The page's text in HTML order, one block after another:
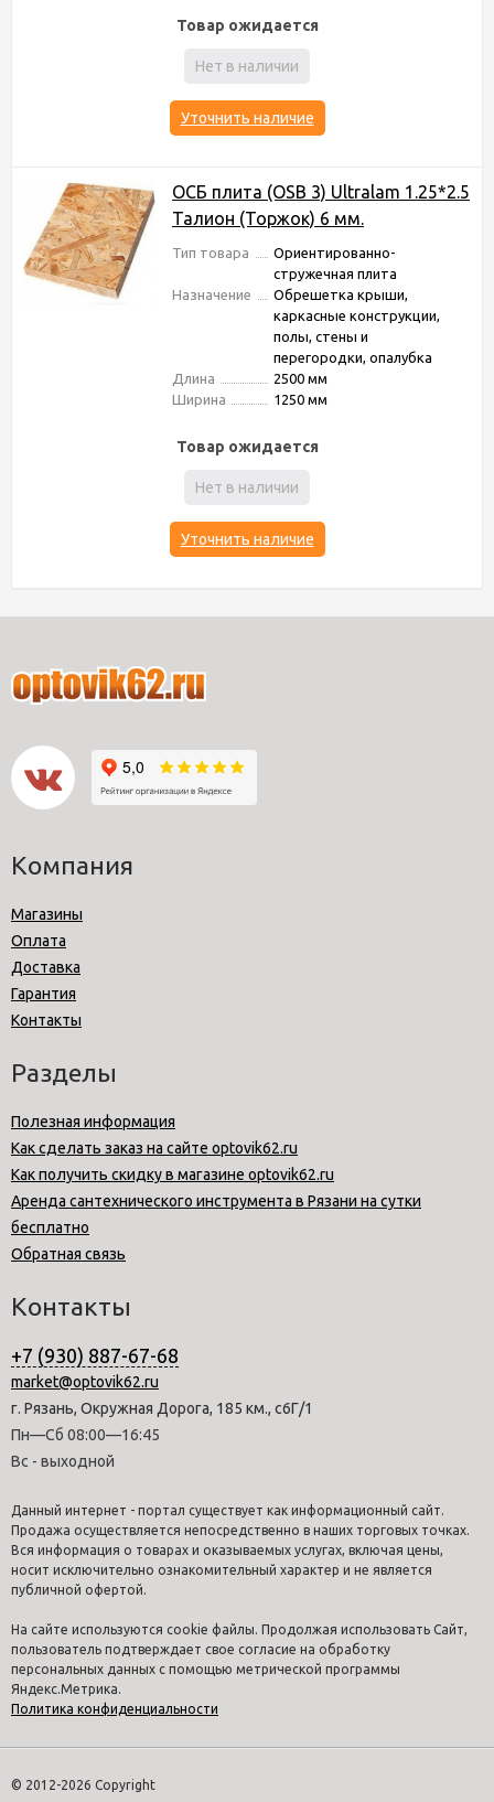
Товар ожидается
Нет в наличии
Уточнить наличие
ОСБ плита (OSB 3) Ultralam 1.25*2.5
Талион (Торжок) 6 мм.
Тип товара
Ориентированно-
стружечная плита
Назначение
Обрешетка крыши,
каркасные конструкции,
полы, стены и
перегородки, опалубка
Длина
2500 мм
Ширина
1250 мм
Товар ожидается
Нет в наличии
Уточнить наличие
Компания
Магазины
Оплата
Доставка
Гарантия
Контакты
Разделы
Полезная информация
Как сделать заказ на сайте optovik62.ru
Как получить скидку в магазине optovik62.ru
Аренда сантехнического инструмента в Рязани на сутки
бесплатно
Обратная связь
Контакты
+7 (930) 887-67-68
market@optovik62.ru
г. Рязань, Окружная Дорога, 185 км., с6Г/1
Пн—Сб 08:00—16:45
Вс - выходной
Данный интернет - портал существует как информационный сайт.
Продажа осуществляется непосредственно в наших торговых точках.
Вся информация о товарах и оказываемых услугах, включая цены,
носит исключительно ознакомительный характер и не является
публичной офертой.
На сайте используются cookie файлы. Продолжая использовать Сайт,
пользователь подтверждает свое согласие на обработку
персональных данных с помощью метрической программы
Яндекс.Метрика.
Политика конфиденциальности
© 2012-2026 Copyright